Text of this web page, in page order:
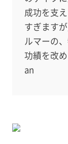
成功を支
すぎます
ルマーの
功績を改
an